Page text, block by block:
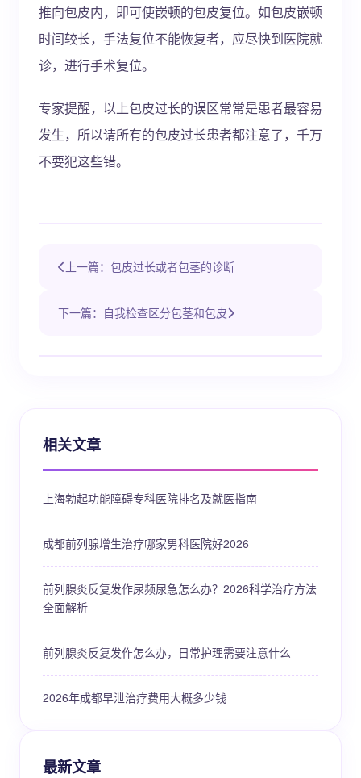
推向包皮内，即可使嵌顿的包皮复位。如包皮嵌顿
时间较长，手法复位不能恢复者，应尽快到医院就
诊，进行手术复位。
专家提醒，以上包皮过长的误区常常是患者最容易
发生，所以请所有的包皮过长患者都注意了，千万
不要犯这些错。
上一篇：包皮过长或者包茎的诊断
下一篇：自我检查区分包茎和包皮
相关文章
上海勃起功能障碍专科医院排名及就医指南
成都前列腺增生治疗哪家男科医院好2026
前列腺炎反复发作尿频尿急怎么办？2026科学治疗方法
全面解析
前列腺炎反复发作怎么办，日常护理需要注意什么
2026年成都早泄治疗费用大概多少钱
最新文章